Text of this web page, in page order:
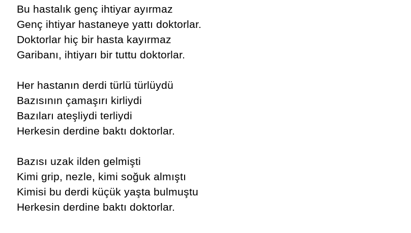
Bu hastalık genç ihtiyar ayırmaz
Genç ihtiyar hastaneye yattı doktorlar.
Doktorlar hiç bir hasta kayırmaz
Garibanı, ihtiyarı bir tuttu doktorlar.
Her hastanın derdi türlü türlüydü
Bazısının çamaşırı kirliydi
Bazıları ateşliydi terliydi
Herkesin derdine baktı doktorlar.
Bazısı uzak ilden gelmişti
Kimi grip, nezle, kimi soğuk almıştı
Kimisi bu derdi küçük yaşta bulmuştu
Herkesin derdine baktı doktorlar.